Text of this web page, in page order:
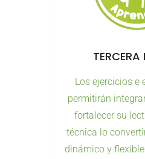
TERCERA
Los ejercicios e
permitirán
fortalecer su
técnica lo
dinámico y